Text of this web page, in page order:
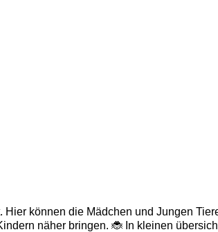
können die Mädchen und Jungen
näher bringen. 🐞 In kleinen